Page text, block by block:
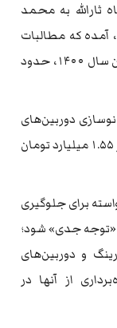
ثارالله به محمد
که مطالبات
شرکت بهره‌برداری مترو تهران از دولت تا پایان سال ۱۴۰۰، حدود
نوسازی دوربین‌های
مداربسته، از جمله ۱۰ دوربین «چهره‌زن» نیز ۱.۵۵ میلیارد تومان
برای جلوگیری
«توجه جدی» شود؛
و دوربین‌های
از آنها در